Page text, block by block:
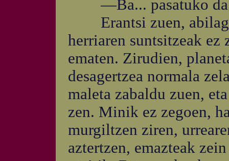
—Ba... pasatuko da
Erantsi zuen,
herriaren suntsitzeak ez
ematen. Zirudien,
desagertzea normala
maleta zabaldu zuen,
zen. Minik ez zegoen,
murgiltzen ziren,
aztertzen, emazteak